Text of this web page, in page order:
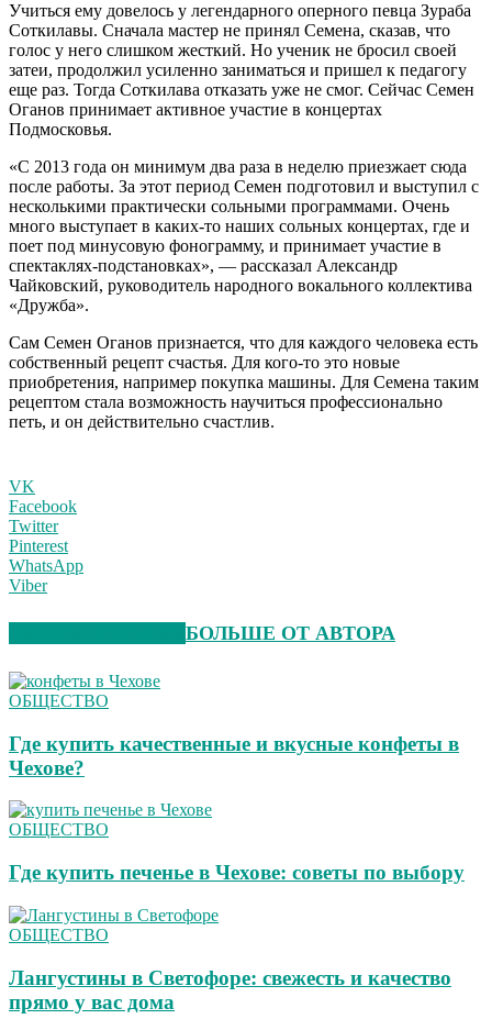
Учиться ему довелось у легендарного оперного певца Зураба
Соткилавы. Сначала мастер не принял Семена, сказав, что
голос у него слишком жесткий. Но ученик не бросил своей
затеи, продолжил усиленно заниматься и пришел к педагогу
еще раз. Тогда Соткилава отказать уже не смог. Сейчас Семен
Оганов принимает активное участие в концертах
Подмосковья.
«С 2013 года он минимум два раза в неделю приезжает сюда
после работы. За этот период Семен подготовил и выступил с
несколькими практически сольными программами. Очень
много выступает в каких-то наших сольных концертах, где и
поет под минусовую фонограмму, и принимает участие в
спектаклях-подстановках», — рассказал Александр
Чайковский, руководитель народного вокального коллектива
«Дружба».
Сам Семен Оганов признается, что для каждого человека есть
собственный рецепт счастья. Для кого-то это новые
приобретения, например покупка машины. Для Семена таким
рецептом стала возможность научиться профессионально
петь, и он действительно счастлив.
VK
Facebook
Twitter
Pinterest
WhatsApp
Viber
БОЛЬШЕ ОТ АВТОРА
ОБЩЕСТВО
Где купить качественные и вкусные конфеты в
Чехове?
ОБЩЕСТВО
Где купить печенье в Чехове: советы по выбору
ОБЩЕСТВО
Лангустины в Светофоре: свежесть и качество
прямо у вас дома